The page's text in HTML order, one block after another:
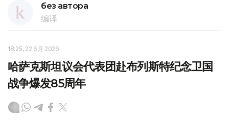
без автора
编译
18:25, 22 6月 2026
哈萨克斯坦议会代表团赴布列斯特纪念卫国
战争爆发85周年